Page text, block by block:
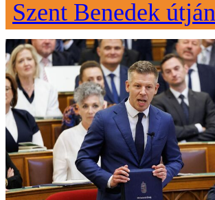
Szent Benedek útján